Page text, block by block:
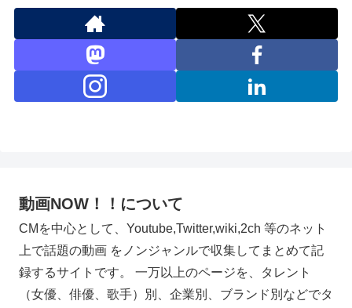
動画NOW！！について
CMを中心として、Youtube,Twitter,wiki,2ch 等のネット
上で話題の動画 をノンジャンルで収集してまとめて記
録するサイトです。 一万以上のページを、タレント
（女優、俳優、歌手）別、企業別、ブランド別などでタ